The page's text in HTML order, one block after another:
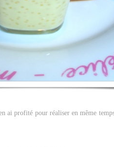
ai profité pour réaliser en même